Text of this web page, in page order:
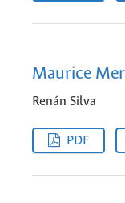
Maurice
Renán Silva
PDF